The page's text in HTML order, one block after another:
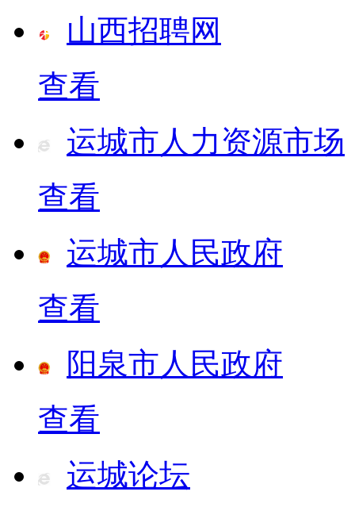
山西招聘网
查看
运城市人力资源市场
查看
运城市人民政府
查看
阳泉市人民政府
查看
运城论坛